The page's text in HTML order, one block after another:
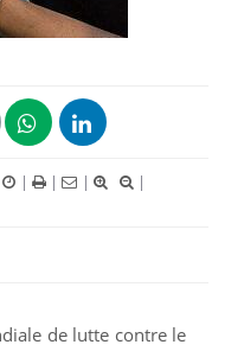
| | |
|
de lutte contre le